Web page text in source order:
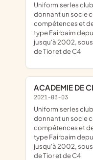
uniformiser les clubs de close combat à Paris, en
donnant un socle
compétences et
type Fairbairn
jusqu'à 2002,
de Tior et de C4
ACADEMIE DE
2021-03-03
uniformiser les clubs de close combat à Paris, en
donnant un socle
compétences et
type Fairbairn
jusqu'à 2002,
de Tior et de C4